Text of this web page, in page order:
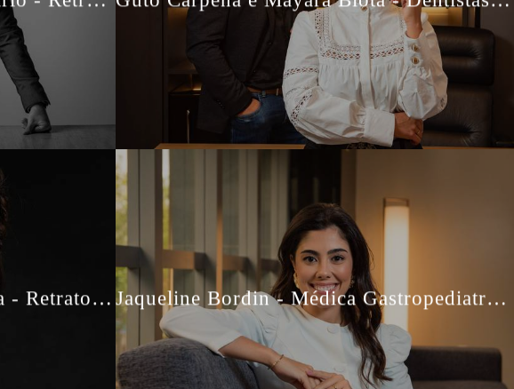
Zaira Machado - Psicoterapeuta - Retratos Profissionais Jaqueline Bordin - Médica Gastropediatra - Retratos Profissionais